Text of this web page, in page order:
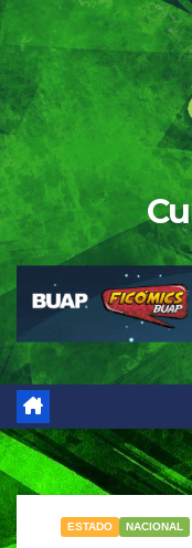
Saltar
al
contenido
ESTADO NACIONAL